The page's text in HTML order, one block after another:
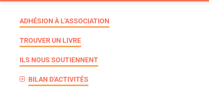
ADHÉSION À L'ASSOCIATION
TROUVER UN LIVRE
ILS NOUS SOUTIENNENT
BILAN D'ACTIVITÉS